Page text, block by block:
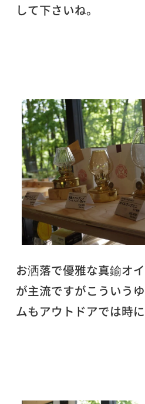
して下さいね。
お洒落で優雅な真鍮オ
が主流ですがこういう
ムもアウトドアでは時に